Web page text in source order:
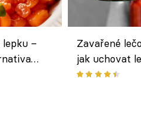
–
Zavařené
jak uchovat